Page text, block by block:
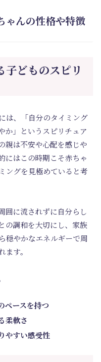
ゃんの性格や特徴
子どものスピリ
は、「自分のタイミング
か」というスピリチュア
親は不安や心配を感じや
にはこの時期こそ赤ちゃ
ングを見極めていると考
囲に流されずに自分らし
の調和を大切にし、家族
穏やかなエネルギーで周
す。
ペースを持つ
柔軟さ
やすい感受性